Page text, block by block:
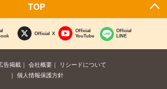
TOP
Official X
Official
YouTube
Official
LINE
告掲載 会社概要
リシードについて
個人情報保護方針